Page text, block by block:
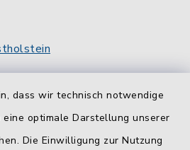
dass wir technisch notwendige
eine optimale Darstellung unserer
Die Einwilligung zur Nutzung